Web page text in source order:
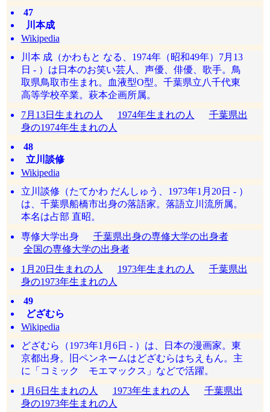
47
川本成
Wikipedia
川本 成（かわもと なる、1974年（昭和49年）7月13
日 - ）は日本のお笑い芸人、声優、俳優、歌手。鳥
取県鳥取市生まれ。血液型O型。千葉県立八千代東
高等学校卒業。萩本企画所属。
7月13日生まれの人
1974年生まれの人
千葉県出
身の1974年生まれの人
48
立川談修
Wikipedia
立川談修（たてかわ だんしゅう、1973年1月20日 - ）
は、千葉県船橋市出身の落語家。落語立川流所属。
本名は占部 直昭。
専修大学出身 千葉県出身の専修大学の出身者
全国の専修大学の出身者
1月20日生まれの人
1973年生まれの人
千葉県出
身の1973年生まれの人
49
どざむら
Wikipedia
どざむら（1973年1月6日 - ）は、日本の漫画家。東
京都出身。旧ペンネームはどざむらはちえもん。主
に「コミック モエマックス」などで活躍。
1月6日生まれの人
1973年生まれの人
千葉県出
身の1973年生まれの人